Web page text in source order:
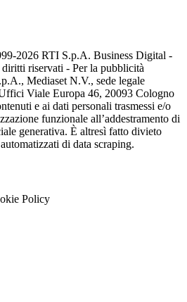
2026 RTI S.p.A. Business Digital -
riservati - Per la pubblicità
Mediaset N.V., sede legale
Viale Europa 46, 20093 Cologno
e ai dati personali trasmessi e/o
funzionale all’addestramento di
generativa. È altresì fatto divieto
di data scraping.
Policy